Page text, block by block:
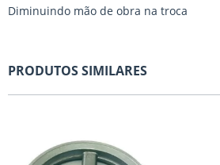
Diminuindo mão de obra na troca
PRODUTOS SIMILARES